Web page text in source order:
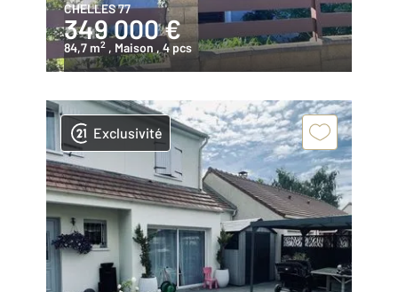
CHELLES 77
349 000 €
84,7 m2 , Maison , 4 pcs
Exclusivité